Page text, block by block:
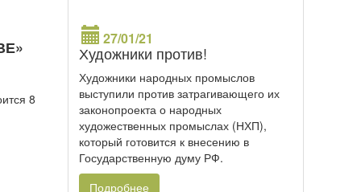
8
27/01/21
Художники против!
Художники народных промыслов
выступили против затрагивающего их
законопроекта о народных
художественных промыслах (НХП),
который готовится к внесению в
Государственную думу РФ.
Подробнее